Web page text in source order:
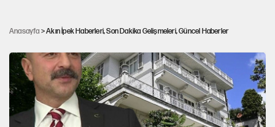
Anasayfa > Akın İpek Haberleri, Son Dakika Gelişmeleri, Güncel Haberler
biliyoruz